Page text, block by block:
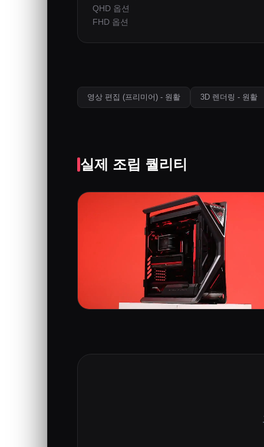
QHD 옵션
FHD 옵션
영상 편집 (프리미어) - 원활 3D 렌더링 - 원활
실제 조립 퀄리티